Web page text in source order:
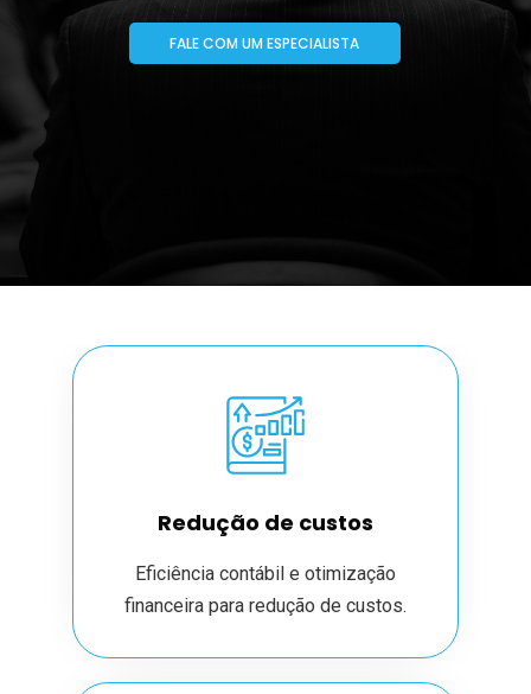
FALE COM UM ESPECIALISTA
Redução de custos
Eficiência contábil e otimização
financeira para redução de custos.